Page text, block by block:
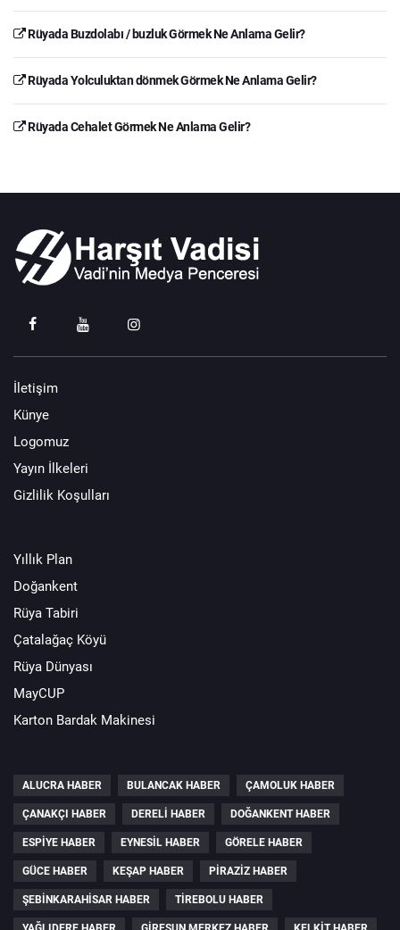
Rüyada Buzdolabı / buzluk Görmek Ne Anlama Gelir?
Rüyada Yolculuktan dönmek Görmek Ne Anlama Gelir?
Rüyada Cehalet Görmek Ne Anlama Gelir?
İletişim
Künye
Logomuz
Yayın İlkeleri
Gizlilik Koşulları
Yıllık Plan
Doğankent
Rüya Tabiri
Çatalağaç Köyü
Rüya Dünyası
MayCUP
Karton Bardak Makinesi
ALUCRA HABER BULANCAK HABER ÇAMOLUK HABER
ÇANAKÇI HABER DERELI HABER DOĞANKENT HABER
ESPIYE HABER EYNESIL HABER GÖRELE HABER
GÜCE HABER KEŞAP HABER PIRAZIZ HABER
ŞEBINKARAHISAR HABER TIREBOLU HABER